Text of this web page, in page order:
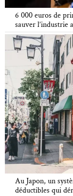
6 000 euros de
sauver l’industrie
Au Japon, un
déductibles qui